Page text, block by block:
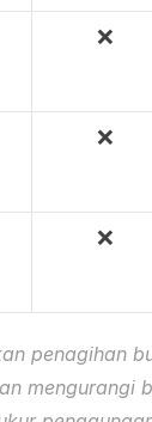
❌
❌
❌
penagihan
mengurangi